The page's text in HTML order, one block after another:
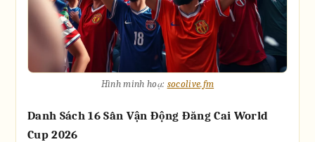
Hình minh hoạ: socolive.fm
Danh Sách 16 Sân Vận Động Đăng Cai World
Cup 2026